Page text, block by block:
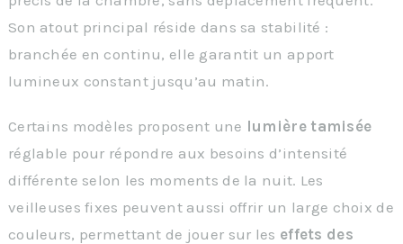
Son atout principal réside dans sa stabilité :
branchée en continu, elle garantit un apport
lumineux constant jusqu’au matin.
Certains modèles proposent une lumière tamisée
réglable pour répondre aux besoins d’intensité
différente selon les moments de la nuit. Les
veilleuses fixes peuvent aussi offrir un large choix de
couleurs, permettant de jouer sur les effets des